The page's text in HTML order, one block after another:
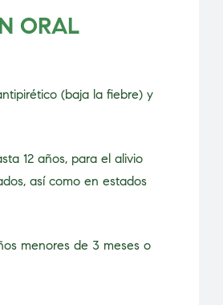
ORAL
(baja la fiebre) y
12 años, para el alivio
así como en estados
menores de 3 meses o